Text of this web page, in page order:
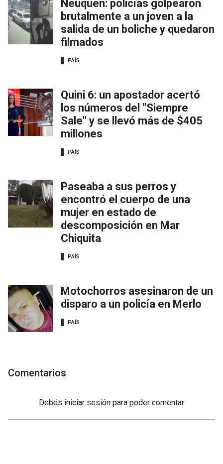
Neuquén: policías golpearon
brutalmente a un joven a la
salida de un boliche y quedaron
filmados
PAÍS
Quini 6: un apostador acertó
los números del "Siempre
Sale" y se llevó más de $405
millones
PAÍS
Paseaba a sus perros y
encontró el cuerpo de una
mujer en estado de
descomposición en Mar
Chiquita
PAÍS
Motochorros asesinaron de un
disparo a un policía en Merlo
PAÍS
Comentarios
Debés iniciar sesión para poder comentar